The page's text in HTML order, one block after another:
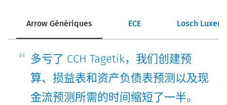
Arrow Génériques ECE Losch
多亏了 CCH Tagetik，我们创建预
算、损益表和资产负债表预测以及现
金流预测所需的时间缩短了一半。